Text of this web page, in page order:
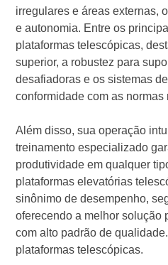
irregulares e áreas externas,
e autonomia. Entre os
plataformas telescópicas,
superior, a robustez para
desafiadoras e os sistemas
conformidade com as normas
Além disso, sua operação
treinamento especializado
produtividade em qualquer
plataformas elevatórias
sinônimo de desempenho,
oferecendo a melhor solução
com alto padrão de
plataformas telescópicas.